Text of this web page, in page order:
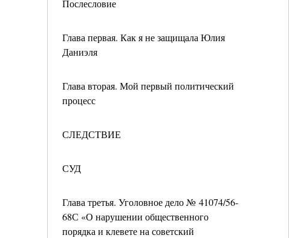
Послесловие
Глава первая. Как я не защищала Юлия
Даниэля
Глава вторая. Мой первый политический
процесс
СЛЕДСТВИЕ
СУД
Глава третья. Уголовное дело № 41074/56-
68С «О нарушении общественного
порядка и клевете на советский